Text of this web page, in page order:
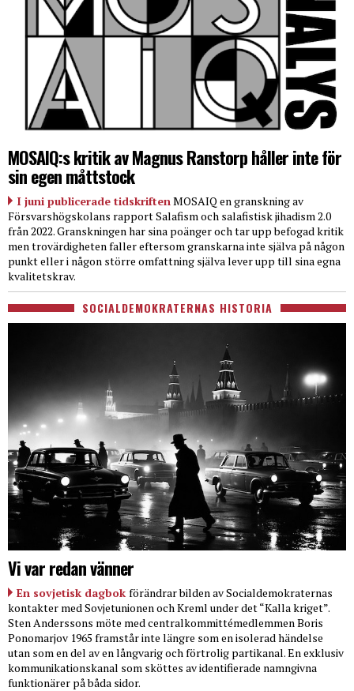
MOSAIQ:s kritik av Magnus Ranstorp håller inte för
sin egen måttstock
I juni publicerade tidskriftenMOSAIQ en granskning av
Försvarshögskolans rapport Salafism och salafistisk jihadism 2.0
från 2022. Granskningen har sina poänger och tar upp befogad kritik
men trovärdigheten faller eftersom granskarna inte själva på någon
punkt eller i någon större omfattning själva lever upp till sina egna
kvalitetskrav.
SOCIALDEMOKRATERNAS HISTORIA
Vi var redan vänner
En sovjetisk dagbok förändrar bilden av Socialdemokraternas
kontakter med Sovjetunionen och Kreml under det “Kalla kriget”.
Sten Anderssons möte med centralkommittémedlemmen Boris
Ponomarjov 1965 framstår inte längre som en isolerad händelse
utan som en del av en långvarig och förtrolig partikanal. En exklusiv
kommunikationskanal som sköttes av identifierade namngivna
funktionärer på båda sidor.